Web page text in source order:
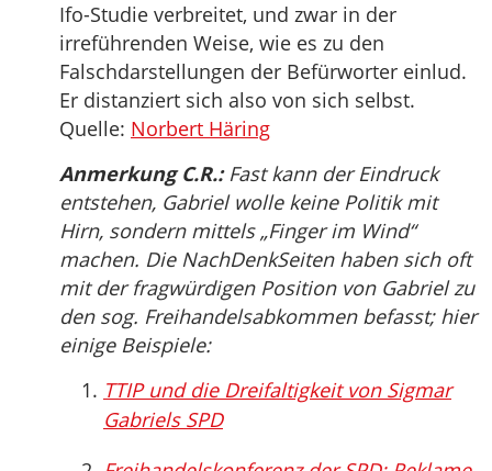
Ifo-Studie verbreitet, und zwar in der
irreführenden Weise, wie es zu den
Falschdarstellungen der Befürworter einlud.
Er distanziert sich also von sich selbst.
Quelle: Norbert Häring
Anmerkung C.R.:Fast kann der Eindruck
entstehen, Gabriel wolle keine Politik mit
Hirn, sondern mittels „Finger im Wind“
machen. Die NachDenkSeiten haben sich oft
mit der fragwürdigen Position von Gabriel zu
den sog. Freihandelsabkommen befasst; hier
einige Beispiele:
TTIP und die Dreifaltigkeit von Sigmar
Gabriels SPD